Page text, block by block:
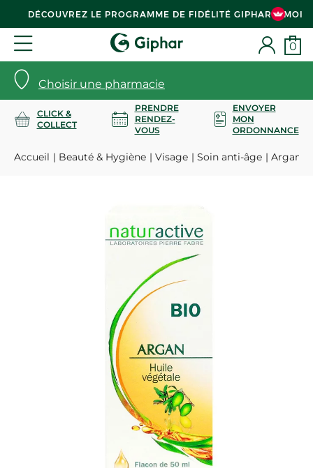
DÉCOUVREZ LE PROGRAMME DE FIDÉLITÉ GIPHAR & MOI
Choisir une pharmacie
0
CLICK &
COLLECT
PRENDRE
RENDEZ-
VOUS
ENVOYER
MON
ORDONNANCE
Accueil Beauté & Hygiène Visage Soin anti-âge Argan